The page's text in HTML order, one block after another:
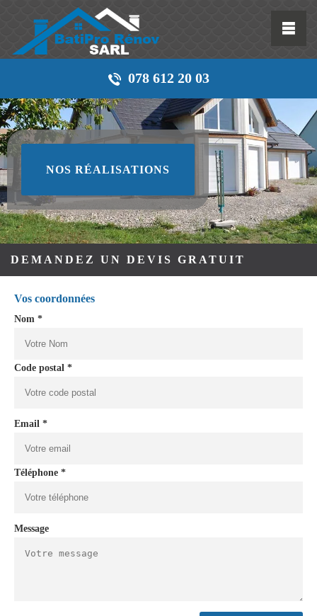
078 612 20 03
NOS RÉALISATIONS
DEMANDEZ UN DEVIS GRATUIT
Vos coordonnées
Nom *
Code postal *
Email *
Téléphone *
Message